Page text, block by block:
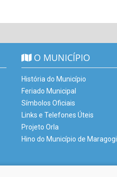
O MUNICÍPIO
História do Município
Feriado Municipal
Símbolos Oficiais
Links e Telefones Úteis
Projeto Orla
Hino do Município de Maragogi